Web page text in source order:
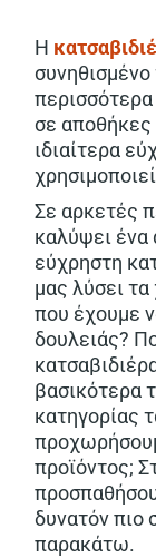
Η
περισσότερα
σε αποθήκες
ιδιαίτερα
Σε αρκετές
καλύψει ένα
εύχρηστη
μας λύσει τα
που έχουμε
δουλειάς?
βασικότερα
κατηγορίας
προϊόντος;
δυνατόν πιο
παρακάτω.